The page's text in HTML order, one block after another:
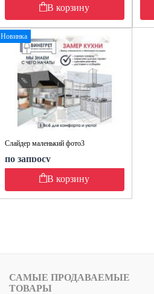
В корзину
Новинка
Слайдер маленький фото3
по запросу
В корзину
САМЫЕ ПРОДАВАЕМЫЕ
ТОВАРЫ